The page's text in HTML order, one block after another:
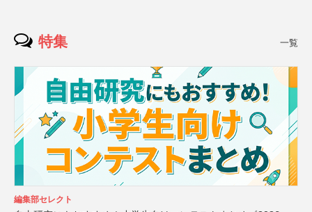
特集 一覧
編集部セレクト